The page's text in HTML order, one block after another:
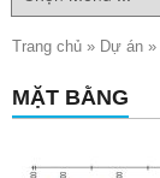
Trang chủ » Dự án »
MẶT BẰNG